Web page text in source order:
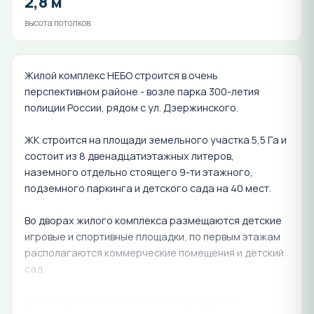
высота потолков
Жилой комплекс НЕБО строится в очень
перспективном районе - возле парка 300-летия
полиции России, рядом с ул. Дзержинского.
ЖК строится на площади земельного участка 5,5 Га и
состоит из 8 двенадцатиэтажных литеров,
наземного отдельно стоящего 9-ти этажного,
подземного паркинга и детского сада на 40 мест.
Во дворах жилого комплекса размещаются детские
игровые и спортивные площадки, по первым этажам
располагаются коммерческие помещения и детский
сад.